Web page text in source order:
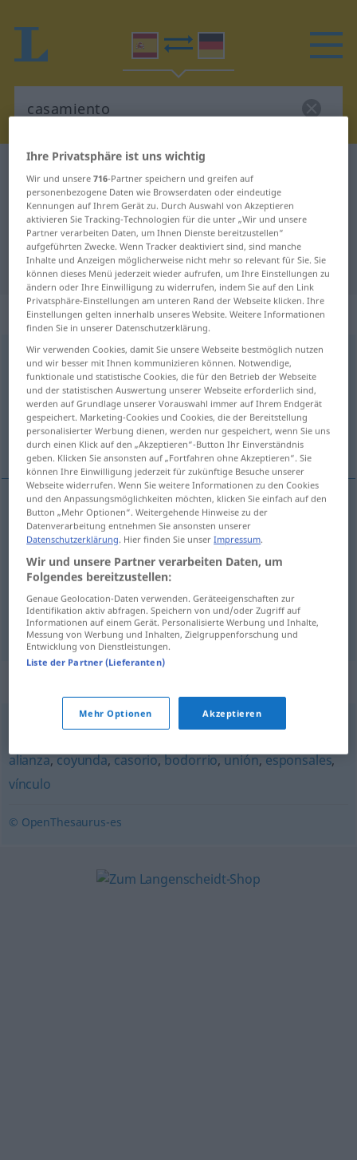
Spanisch-Deutsch Übersetzung für
"casamiento"
"casamiento" Deutsch Übersetzung
„casamiento“: masculino
casamiento [kasaˈmĭento]m
Übersicht aller Übersetzungen
(Für mehr Details die Übersetzung anklicken/antippen)
Heirat, Hochzeit, Trauung
Heiratf casamiento
Hochzeitf casamiento ceremonia
Trauungf casamientoceremonia
alianza,coyunda,casorio,bodorrio,unión,esponsales,
vínculo
© OpenThesaurus-es
Ihre Privatsphäre ist uns wichtig
Wir und unsere716-Partner speichern und greifen auf
personenbezogene Daten wie Browserdaten oder eindeutige
Kennungen auf Ihrem Gerät zu. Durch Auswahl von Akzeptieren
aktivieren Sie Tracking-Technologien für die unter „Wir und unsere
Partner verarbeiten Daten, um Ihnen Dienste bereitzustellen“
aufgeführten Zwecke. Wenn Tracker deaktiviert sind, sind manche
Inhalte und Anzeigen möglicherweise nicht mehr so relevant für Sie. Sie
können dieses Menü jederzeit wieder aufrufen, um Ihre Einstellungen zu
ändern oder Ihre Einwilligung zu widerrufen, indem Sie auf den Link
Privatsphäre-Einstellungen am unteren Rand der Webseite klicken. Ihre
Einstellungen gelten innerhalb unseres Website. Weitere Informationen
finden Sie in unserer Datenschutzerklärung.
Wir verwenden Cookies, damit Sie unsere Webseite bestmöglich nutzen
und wir besser mit Ihnen kommunizieren können. Notwendige,
funktionale und statistische Cookies, die für den Betrieb der Webseite
und der statistischen Auswertung unserer Webseite erforderlich sind,
werden auf Grundlage unserer Vorauswahl immer auf Ihrem Endgerät
gespeichert. Marketing-Cookies und Cookies, die der Bereitstellung
personalisierter Werbung dienen, werden nur gespeichert, wenn Sie uns
durch einen Klick auf den „Akzeptieren“-Button Ihr Einverständnis
geben. Klicken Sie ansonsten auf „Fortfahren ohne Akzeptieren“. Sie
können Ihre Einwilligung jederzeit für zukünftige Besuche unserer
Webseite widerrufen. Wenn Sie weitere Informationen zu den Cookies
und den Anpassungsmöglichkeiten möchten, klicken Sie einfach auf den
Button „Mehr Optionen“. Weitergehende Hinweise zu der
Datenverarbeitung entnehmen Sie ansonsten unserer
Datenschutzerklärung. Hier finden Sie unserImpressum.
Wir und unsere Partner verarbeiten Daten, um
Folgendes bereitzustellen:
Genaue Geolocation-Daten verwenden. Geräteeigenschaften zur
Identifikation aktiv abfragen. Speichern von und/oder Zugriff auf
Informationen auf einem Gerät. Personalisierte Werbung und Inhalte,
Messung von Werbung und Inhalten, Zielgruppenforschung und
Entwicklung von Dienstleistungen.
Liste der Partner (Lieferanten)
Mehr Optionen Akzeptieren